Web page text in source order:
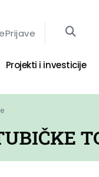
Projekti i investicije